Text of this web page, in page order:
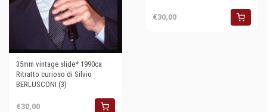
35mm vintage slide* 1990ca
Ritratto curioso di Silvio
BERLUSCONI (3)
€30,00
€30,00